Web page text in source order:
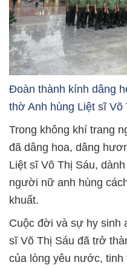
Đoàn thành kính dâng
thờ Anh hùng Liệt sĩ Võ
Trong không khí trang
đã dâng hoa, dâng
Liệt sĩ Võ Thị Sáu,
người nữ anh hùng
khuất.
Cuộc đời và sự hy sinh
sĩ Võ Thị Sáu đã trở
của lòng yêu nước,